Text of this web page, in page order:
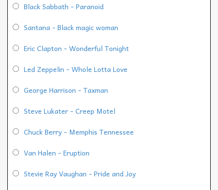
Black Sabbath - Paranoid
Santana - Black magic woman
Eric Clapton - Wonderful Tonight
Led Zeppelin - Whole Lotta Love
George Harrison - Taxman
Steve Lukater - Creep Motel
Chuck Berry - Memphis Tennessee
Van Halen - Eruption
Stevie Ray Vaughan - Pride and Joy